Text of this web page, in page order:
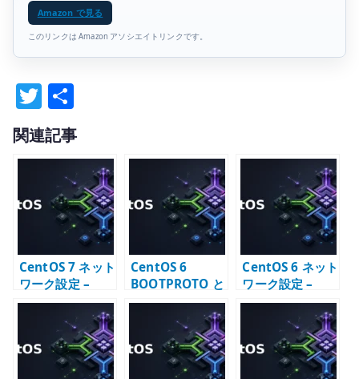
Amazon で見る
このリンクは Amazon アソシエイトリンクです。
T
w
it
te
r
有
関連記事
CentOS 7 ネット
ワーク設定 –
network サービ
スと ifcfg の既存
CentOS 6
BOOTPROTO と
は – ifcfg の
DHCP / static
指定を確認する
CentOS 6 ネット
ワーク設定 –
ifcfg と
network サービ
スの基本